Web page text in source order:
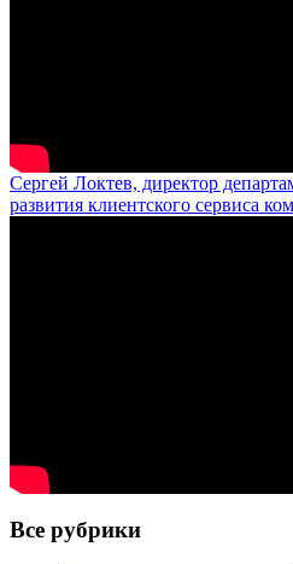
Сергей Локтев, директор
развития клиентского сервиса
Все рубрики